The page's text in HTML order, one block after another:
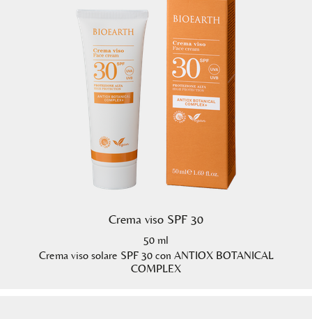
Crema viso SPF 30
50 ml
Crema viso solare SPF 30 con ANTIOX BOTANICAL
COMPLEX